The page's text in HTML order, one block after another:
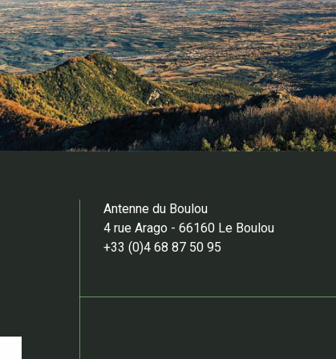
Antenne du Boulou
4 rue Arago - 66160 Le Boulou
+33 (0)4 68 87 50 95